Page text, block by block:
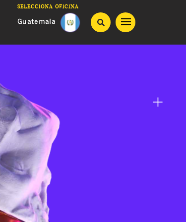
Selecciona oficina
Guatemala
Costa Rica
Honduras